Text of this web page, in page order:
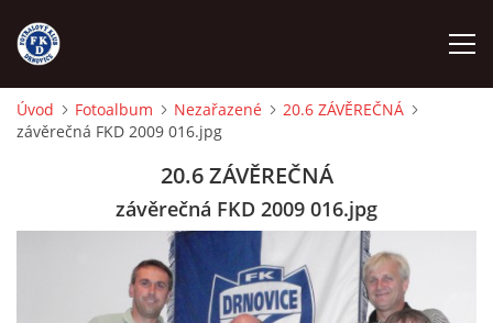
ÚVOD
Úvod Fotoalbum Nezařazené
20.6 ZÁVĚREČNÁ
závěrečná FKD 2009 016.jpg
20.6 ZÁVĚREČNÁ
závěrečná FKD 2009 016.jpg